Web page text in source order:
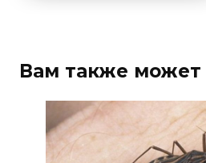
Вам также может